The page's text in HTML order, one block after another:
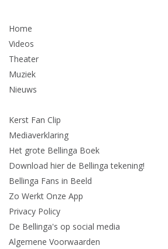
Home
Videos
Theater
Muziek
Nieuws
Kerst Fan Clip
Mediaverklaring
Het grote Bellinga Boek
Download hier de Bellinga tekening!
Bellinga Fans in Beeld
Zo Werkt Onze App
Privacy Policy
De Bellinga's op social media
Algemene Voorwaarden